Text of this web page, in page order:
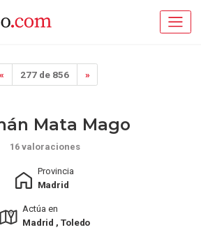
« 277 de 856 »
Mata Mago
16 valoraciones
Provincia
Madrid
Actúa en
Madrid , Toledo